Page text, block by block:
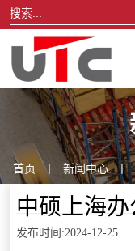
首页 丨 新闻中心 丨
中硕上海
发布时间:2024-12-25